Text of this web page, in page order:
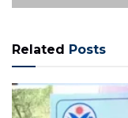
Related Posts